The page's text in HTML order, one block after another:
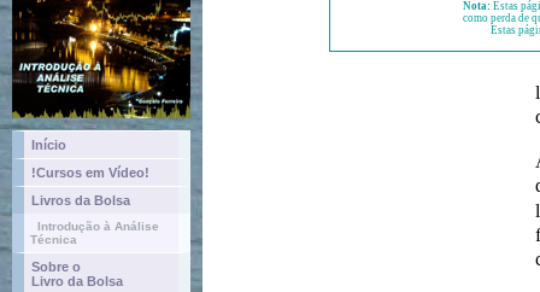
Início
!Cursos em Vídeo!
Livros da Bolsa
Introdução à Análise
Técnica
Sobre o
Livro da Bolsa
Nota: Estas
como perda de
Estas